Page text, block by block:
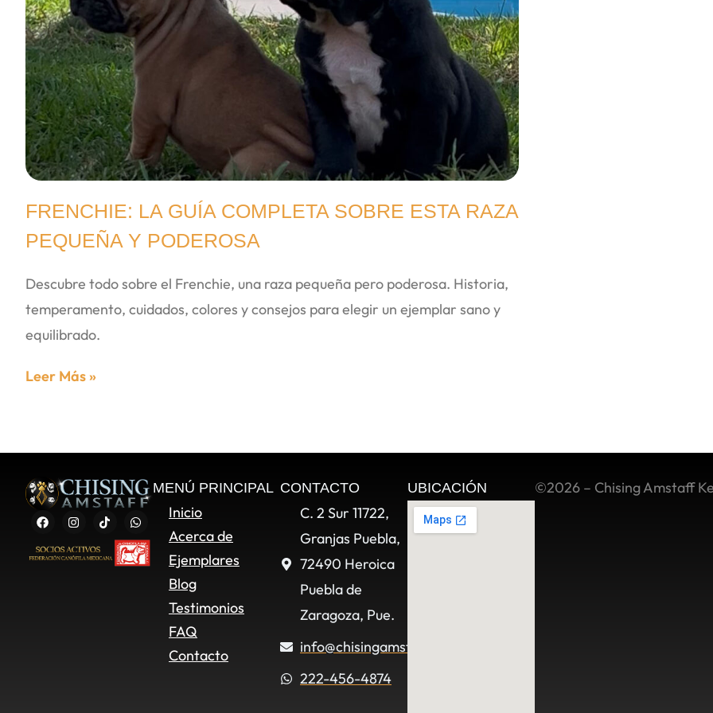
FRENCHIE: LA GUÍA COMPLETA SOBRE ESTA RAZA
PEQUEÑA Y PODEROSA
Descubre todo sobre el Frenchie, una raza pequeña pero poderosa. Historia,
temperamento, cuidados, colores y consejos para elegir un ejemplar sano y
equilibrado.
Leer Más »
MENÚ PRINCIPAL
Inicio
Acerca de
Ejemplares
Blog
Testimonios
FAQ
Contacto
CONTACTO
C. 2 Sur 11722,
Granjas Puebla,
72490 Heroica
Puebla de
Zaragoza, Pue.
info@chisingamstaff.com
222-456-4874
UBICACIÓN ©2026 – Chising Amstaff